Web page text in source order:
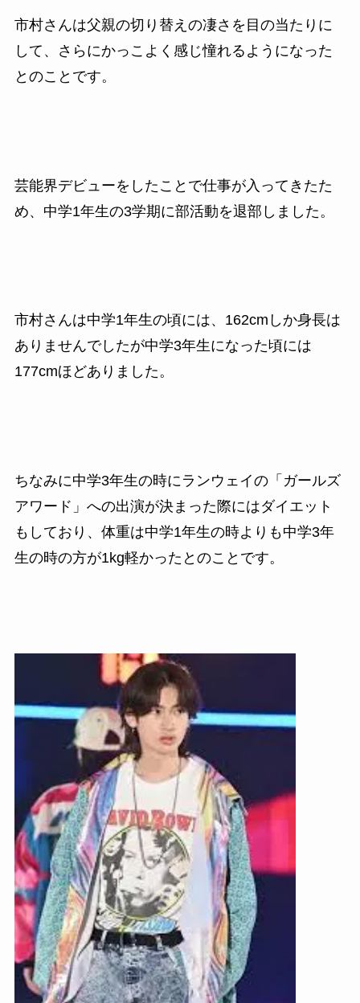
市村さんは父親の切り替えの凄さを目の当たりに
して、さらにかっこよく感じ憧れるようになった
とのことです。
芸能界デビューをしたことで仕事が入ってきたた
め、中学1年生の3学期に部活動を退部しました。
市村さんは中学1年生の頃には、162cmしか身長は
ありませんでしたが中学3年生になった頃には
177cmほどありました。
ちなみに中学3年生の時にランウェイの「ガールズ
アワード」への出演が決まった際にはダイエット
もしており、体重は中学1年生の時よりも中学3年
生の時の方が1kg軽かったとのことです。